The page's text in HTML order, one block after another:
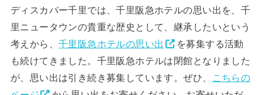
ディスカバー千里では、千里阪急ホテルの思い出を、千
里ニュータウンの貴重な歴史として、継承したいという
考えから、 千里阪急ホテルの思い出
を募集する活動
も続けてきました。千里阪急ホテルは閉館となりました
が、思い出は引き続き募集しています。ぜひ、
こちらの